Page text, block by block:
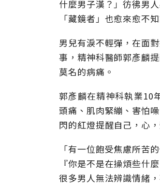
什麼男子漢？」彷彿男
「藏鏡者」也愈來愈不
男兒有淚不輕彈，在面
事，精神科醫師郭彥麟
莫名的病痛。
郭彥麟在精神科執業10
頭痛、肌肉緊繃、害怕
閃的紅燈提醒自己，心
「有一位飽受焦慮所苦
『你是不是在操煩些什
很多男人無法辨識情緒